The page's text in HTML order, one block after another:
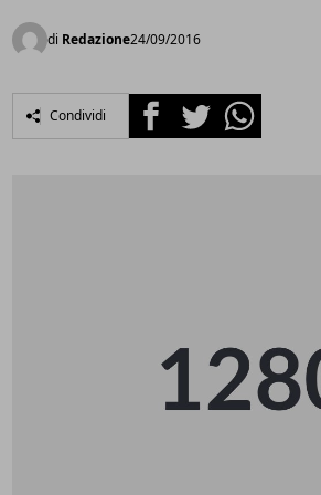
di Redazione24/09/2016
Condividi FacebookTwitterWhatsapp